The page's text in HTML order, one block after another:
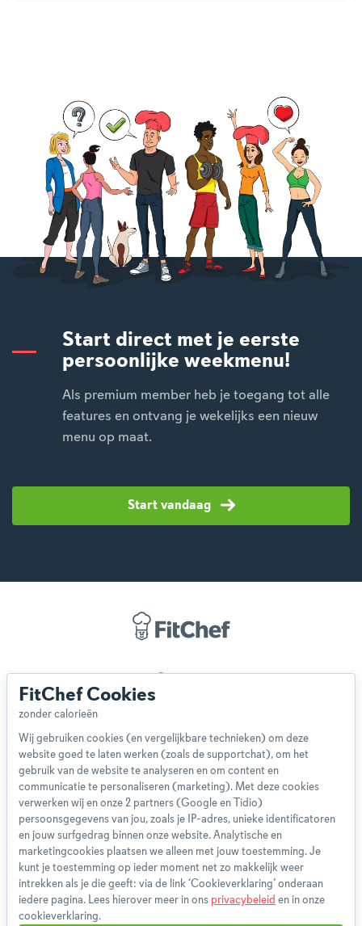
Start direct met je eerste
persoonlijke weekmenu!
Als premium member heb je toegang tot alle
features en ontvang je wekelijks een nieuw
menu op maat.
Start vandaag
Over ons
Blog
Disclaimer
Gebruikersvoorwaarden
Methodologie
Privacybeleid
Cookieverklaring
Betaalmethoden
Klachtenprocedure
Bestelling herroepen
FitChef Cookies
Wij gebruiken cookies (en vergelijkbare technieken) om deze
website goed te laten werken (zoals de supportchat), om het
gebruik van de website te analyseren en om content en
communicatie te personaliseren (marketing). Met deze cookies
verwerken wij en onze 2 partners (Google en Tidio)
persoonsgegevens van jou, zoals je IP-adres, unieke identificatoren
en jouw surfgedrag binnen onze website. Analytische en
marketingcookies plaatsen we alleen met jouw toestemming. Je
kunt je toestemming op ieder moment net zo makkelijk weer
intrekken als je die geeft: via de link ‘Cookieverklaring’ onderaan
iedere pagina. Lees hierover meer in ons privacybeleid en in onze
cookieverklaring.